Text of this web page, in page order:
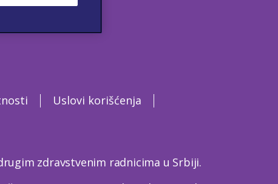
Uslovi korišćenja
zdravstvenim radnicima u Srbiji.